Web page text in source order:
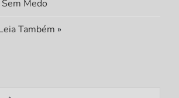
Medo
Também »